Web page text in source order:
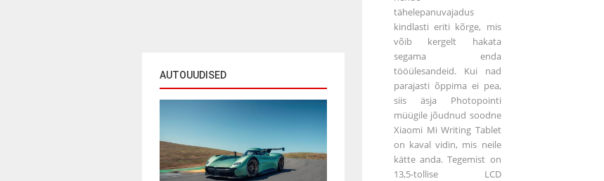
AUTOUUDISED
tähelepanuvajadus
kindlasti eriti kõrge, mis
võib kergelt hakata
segama enda
tööülesandeid. Kui nad
parajasti õppima ei pea,
siis äsja Photopointi
müügile jõudnud soodne
Xiaomi Mi Writing Tablet
on kaval vidin, mis neile
kätte anda. Tegemist on
13,5-tollise LCD